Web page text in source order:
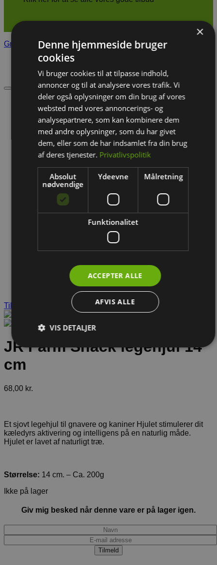
Gnavere
Foder & Snack / Godbidder
Tilføj til ønskeliste
JR Farm Snack legehjul 14
cm
68,00 kr.
Et sjovt legehjul til gnavere og kaniner Hjulet stimulerer dit
kæledyrs aktivering og intelligens på en naturlig måde.
Hjulet er lavet af naturligt træ.
Størrelse: 14 cm. – Ca. 200g
Ikke på lager
Giv mig besked når denne vare er på lager igen.
Tilmeld
×
Denne hjemmeside bruger
cookies
Vi bruger cookies til at tilpasse indhold,
annoncer og til at analysere vores trafik. Vi
deler også oplysninger om din brug af vores
websted med vores annoncerings- og
analysepartnere, som kan kombinere dem
med andre oplysninger, som du har givet
dem, eller som de har indsamlet fra din brug
af deres tjenester. Privatlivspolitik
Absolut
nødvendige
Ydeevne Målretning
Funktionalitet
ACCEPTER ALLE
AFVIS ALLE
VIS DETALJER